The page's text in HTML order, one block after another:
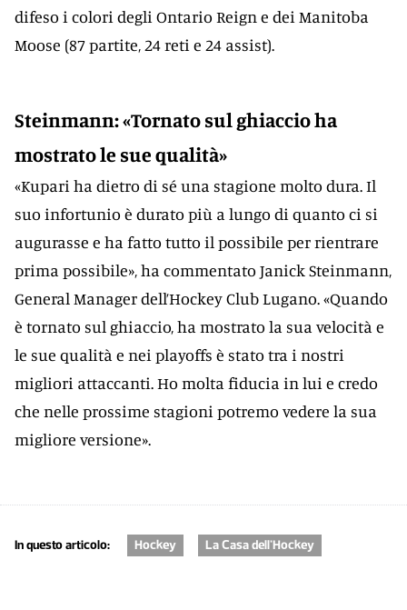
difeso i colori degli Ontario Reign e dei Manitoba
Moose (87 partite, 24 reti e 24 assist).
Steinmann: «Tornato sul ghiaccio ha
mostrato le sue qualità»
«Kupari ha dietro di sé una stagione molto dura. Il
suo infortunio è durato più a lungo di quanto ci si
augurasse e ha fatto tutto il possibile per rientrare
prima possibile», ha commentato Janick Steinmann,
General Manager dell’Hockey Club Lugano. «Quando
è tornato sul ghiaccio, ha mostrato la sua velocità e
le sue qualità e nei playoffs è stato tra i nostri
migliori attaccanti. Ho molta fiducia in lui e credo
che nelle prossime stagioni potremo vedere la sua
migliore versione».
In questo articolo: Hockey La Casa dell'Hockey